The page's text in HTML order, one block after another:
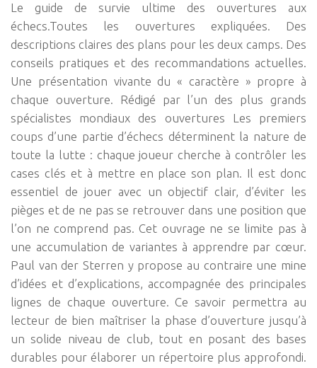
Le guide de survie ultime des ouvertures aux
échecs.Toutes les ouvertures expliquées. Des
descriptions claires des plans pour les deux camps. Des
conseils pratiques et des recommandations actuelles.
Une présentation vivante du « caractère » propre à
chaque ouverture. Rédigé par l’un des plus grands
spécialistes mondiaux des ouvertures Les premiers
coups d’une partie d’échecs déterminent la nature de
toute la lutte : chaque joueur cherche à contrôler les
cases clés et à mettre en place son plan. Il est donc
essentiel de jouer avec un objectif clair, d’éviter les
pièges et de ne pas se retrouver dans une position que
l’on ne comprend pas. Cet ouvrage ne se limite pas à
une accumulation de variantes à apprendre par cœur.
Paul van der Sterren y propose au contraire une mine
d’idées et d’explications, accompagnée des principales
lignes de chaque ouverture. Ce savoir permettra au
lecteur de bien maîtriser la phase d’ouverture jusqu’à
un solide niveau de club, tout en posant des bases
durables pour élaborer un répertoire plus approfondi.